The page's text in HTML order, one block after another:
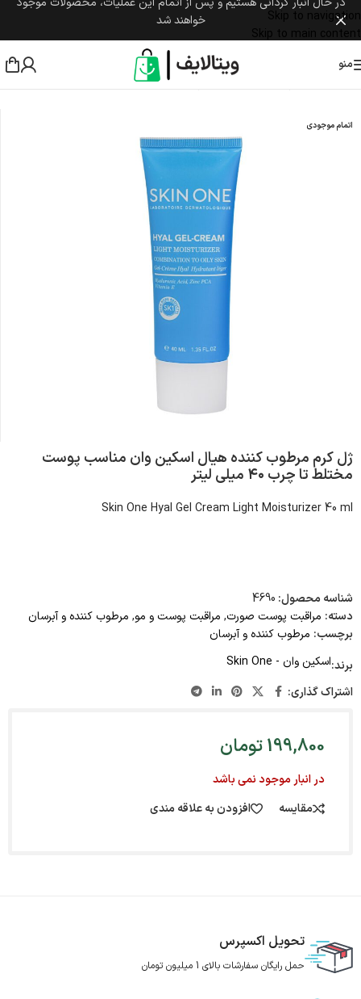
Skip to navigation
Skip to main content
خواهند شد
منو
مراقبت پوست صورت/مرطوب کننده و آبرسان
اتمام موجودی
ژل کرم مرطوب کننده هیال اسکین وان مناسب پوست
مختلط تا چرب ۴۰ میلی لیتر
Skin One Hyal Gel Cream Light Moisturizer 40 ml
شناسه محصول: 4690
دسته: مراقبت پوست صورت, مراقبت پوست و مو, مرطوب کننده و آبرسان
برچسب: مرطوب کننده و آبرسان
برند:اسکین وان - Skin One
اشتراک گذاری:
199,800تومان
در انبار موجود نمی باشد
مقایسه
افزودن به علاقه مندی
تحویل اکسپرس
حمل رایگان سفارشات بالای 1 میلیون تومان